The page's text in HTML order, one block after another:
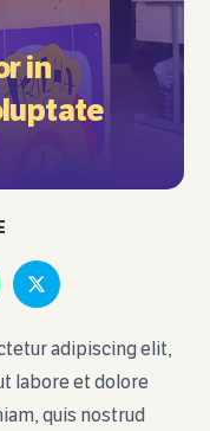
in
adipiscing elit,
labore et dolore
quis nostrud